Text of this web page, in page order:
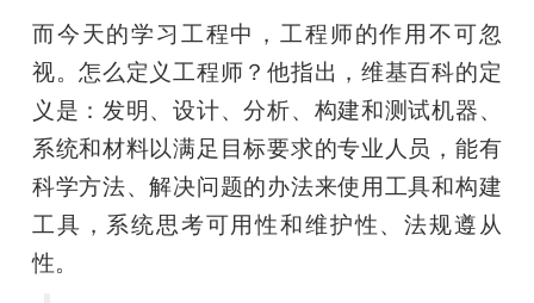
而今天的学习工程中，工程师的作用不可忽
视。怎么定义工程师？他指出，维基百科的定
义是：发明、设计、分析、构建和测试机器、
系统和材料以满足目标要求的专业人员，能有
科学方法、解决问题的办法来使用工具和构建
工具，系统思考可用性和维护性、法规遵从
性。